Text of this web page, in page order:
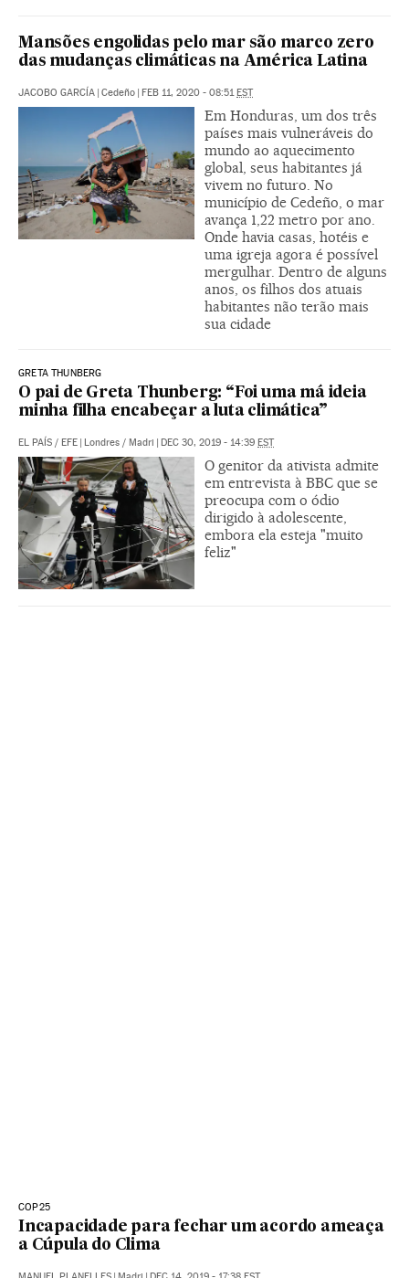
Mansões engolidas pelo mar são marco zero
das mudanças climáticas na América Latina
JACOBO GARCÍA | Cedeño | FEB 11, 2020 - 08:51EST
Em Honduras, um dos três
países mais vulneráveis do
mundo ao aquecimento
global, seus habitantes já
vivem no futuro. No
município de Cedeño, o mar
avança 1,22 metro por ano.
Onde havia casas, hotéis e
uma igreja agora é possível
mergulhar. Dentro de alguns
anos, os filhos dos atuais
habitantes não terão mais
sua cidade
GRETA THUNBERG
O pai de Greta Thunberg: “Foi uma má ideia
minha filha encabeçar a luta climática”
EL PAÍS / EFE | Londres / Madri | DEC 30, 2019 - 14:39 EST
O genitor da ativista admite
em entrevista à BBC que se
preocupa com o ódio
dirigido à adolescente,
embora ela esteja "muito
feliz"
COP25
Incapacidade para fechar um acordo ameaça
a Cúpula do Clima